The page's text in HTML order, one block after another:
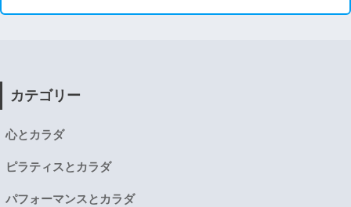
カテゴリー
心とカラダ
ピラティスとカラダ
パフォーマンスとカラダ